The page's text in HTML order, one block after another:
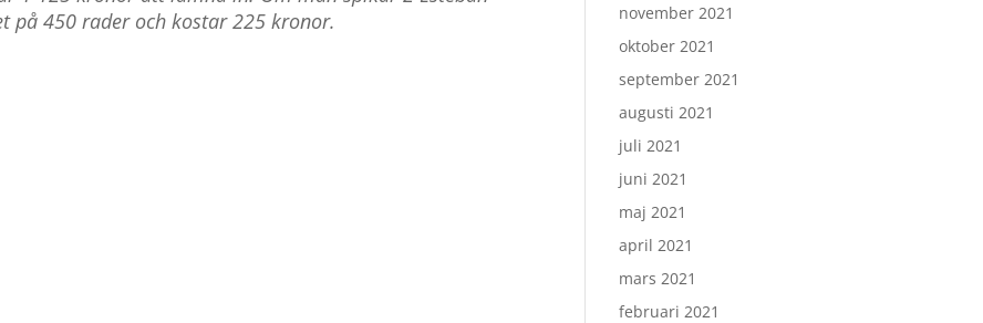
på 450 rader och kostar 225 kronor.
november 2021
oktober 2021
september 2021
augusti 2021
juli 2021
juni 2021
maj 2021
april 2021
mars 2021
februari 2021